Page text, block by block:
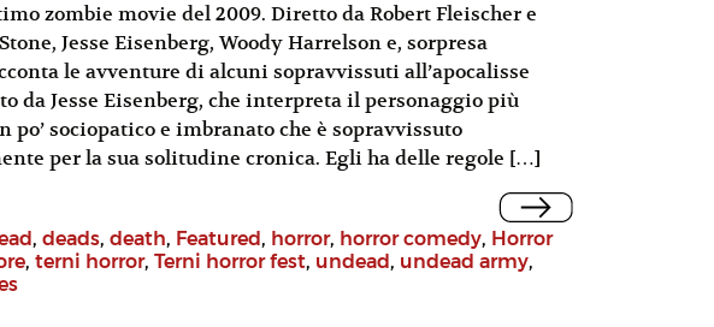
zombie movie del 2009. Diretto da Robert Fleischer e
Jesse Eisenberg, Woody Harrelson e, sorpresa
le avventure di alcuni sopravvissuti all’apocalisse
da Jesse Eisenberg, che interpreta il personaggio più
sociopatico e imbranato che è sopravvissuto
per la sua solitudine cronica. Egli ha delle regole […]
, deads, death, Featured, horror, horror comedy, Horror
, terni horror, Terni horror fest, undead, undead army,